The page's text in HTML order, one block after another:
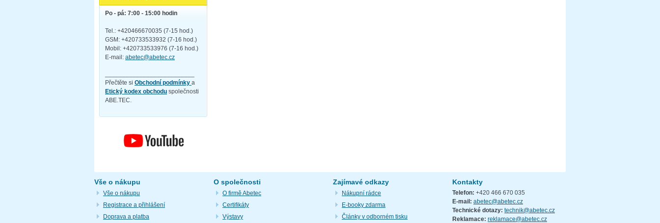
Po - pá: 7:00 - 15:00 hodin
Tel.: +420466670035 (7-15 hod.)
GSM: +420733533932 (7-16 hod.)
Mobil: +420733533976 (7-16 hod.)
E-mail: abetec@abetec.cz
Přečtěte si Obchodní podmínky a
Etický kodex obchodu společnosti
ABE.TEC.
Vše o nákupu
Vše o nákupu
Registrace a přihlášení
Doprava a platba
O společnosti
O firmě Abetec
Certifikáty
Výstavy
Zajímavé odkazy
Nákupní rádce
E-booky zdarma
Články v odborném tisku
Kontakty
Telefon: +420 466 670 035
E-mail: abetec@abetec.cz
Technické dotazy: technik@abetec.cz
Reklamace: reklamace@abetec.cz